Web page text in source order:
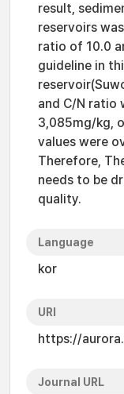
result,
reservoirs
ratio of 10.0
guideline in
and C/N ratio
3,085mg/kg,
values were
Therefore,
needs to be
quality.
Language
kor
URI
https://
Journal URL